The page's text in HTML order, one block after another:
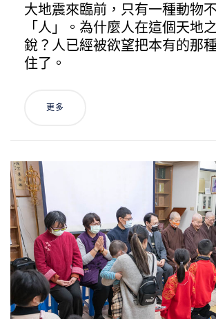
大地震來臨前，只有一種動物
「人」。為什麼人在這個天地
銳？人已經被欲望把本有的那
住了。
更多